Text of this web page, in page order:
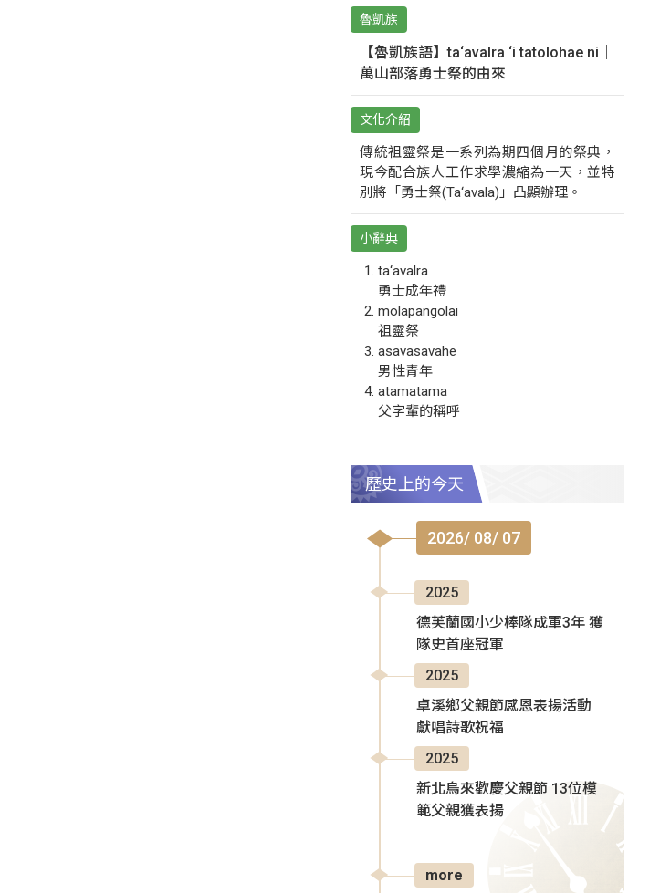
魯凱族
【魯凱族語】ta‘avalra ‘i tatolohae ni｜
萬山部落勇士祭的由來
文化介紹
傳統祖靈祭是一系列為期四個月的祭典，
現今配合族人工作求學濃縮為一天，並特
別將「勇士祭(Ta‘avala)」凸顯辦理。
小辭典
ta‘avalra
勇士成年禮
molapangolai
祖靈祭
asavasavahe
男性青年
atamatama
父字輩的稱呼
歷史上的今天
2026/ 08/ 07
2025
德芙蘭國小少棒隊成軍3年 獲
隊史首座冠軍
2025
卓溪鄉父親節感恩表揚活動
獻唱詩歌祝福
2025
新北烏來歡慶父親節 13位模
範父親獲表揚
more